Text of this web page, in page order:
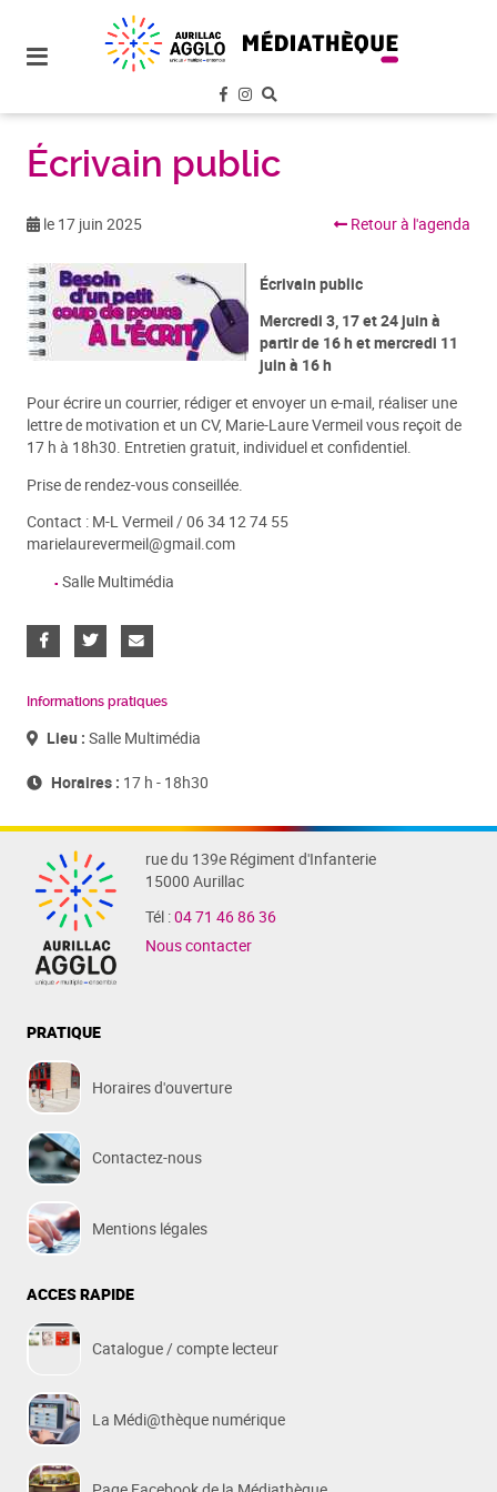
site
menu
Écrivain public
le 17 juin 2025 Retour à l'agenda
Écrivain public
Mercredi 3, 17 et 24 juin à
partir de 16 h et mercredi 11
juin à 16 h
Pour écrire un courrier, rédiger et envoyer un e-mail, réaliser une
lettre de motivation et un CV, Marie-Laure Vermeil vous reçoit de
17 h à 18h30. Entretien gratuit, individuel et confidentiel.
Prise de rendez-vous conseillée.
Contact : M-L Vermeil / 06 34 12 74 55
marielaurevermeil@gmail.com
Salle Multimédia
Informations pratiques
Lieu : Salle Multimédia
Horaires : 17 h - 18h30
rue du 139e Régiment d'Infanterie
15000 Aurillac
Tél :04 71 46 86 36
Nous contacter
PRATIQUE
Horaires d'ouverture
Contactez-nous
Mentions légales
ACCES RAPIDE
Catalogue / compte lecteur
La Médi@thèque numérique